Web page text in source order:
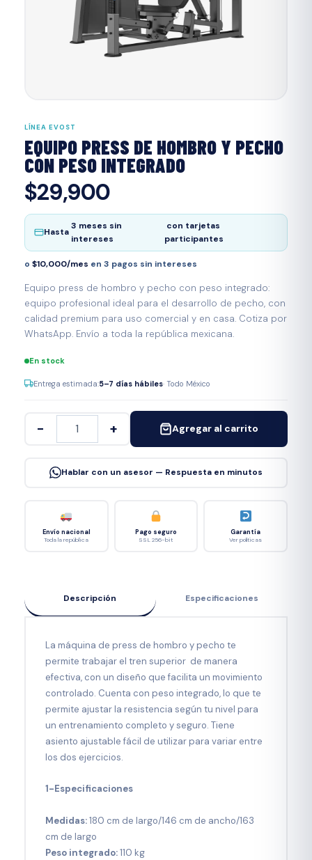
LÍNEA EVOST
EQUIPO PRESS DE HOMBRO Y PECHO
CON PESO INTEGRADO
$29,900
Hasta
3 meses sin
intereses
con tarjetas
participantes
o $10,000/mes en 3 pagos sin intereses
Equipo press de hombro y pecho con peso integrado:
equipo profesional ideal para el desarrollo de pecho, con
calidad premium para uso comercial y en casa. Cotiza por
WhatsApp. Envío a toda la república mexicana.
En stock
Entrega estimada:5–7 días hábiles· Todo México
− + Agregar al carrito
Hablar con un asesor — Respuesta en minutos
Envío nacional
Toda la república
Pago seguro
SSL 256-bit
Garantía
Ver políticas
Descripción Especificaciones
La máquina de press de hombro y pecho te
permite trabajar el tren superior de manera
efectiva, con un diseño que facilita un movimiento
controlado. Cuenta con peso integrado, lo que te
permite ajustar la resistencia según tu nivel para
un entrenamiento completo y seguro. Tiene
asiento ajustable fácil de utilizar para variar entre
los dos ejercicios.
1-Especificaciones
Medidas:180 cm de largo/146 cm de ancho/163
cm de largo
Peso integrado:110 kg